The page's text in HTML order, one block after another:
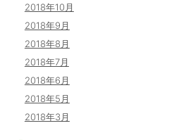
2018年10月
2018年9月
2018年8月
2018年7月
2018年6月
2018年5月
2018年3月